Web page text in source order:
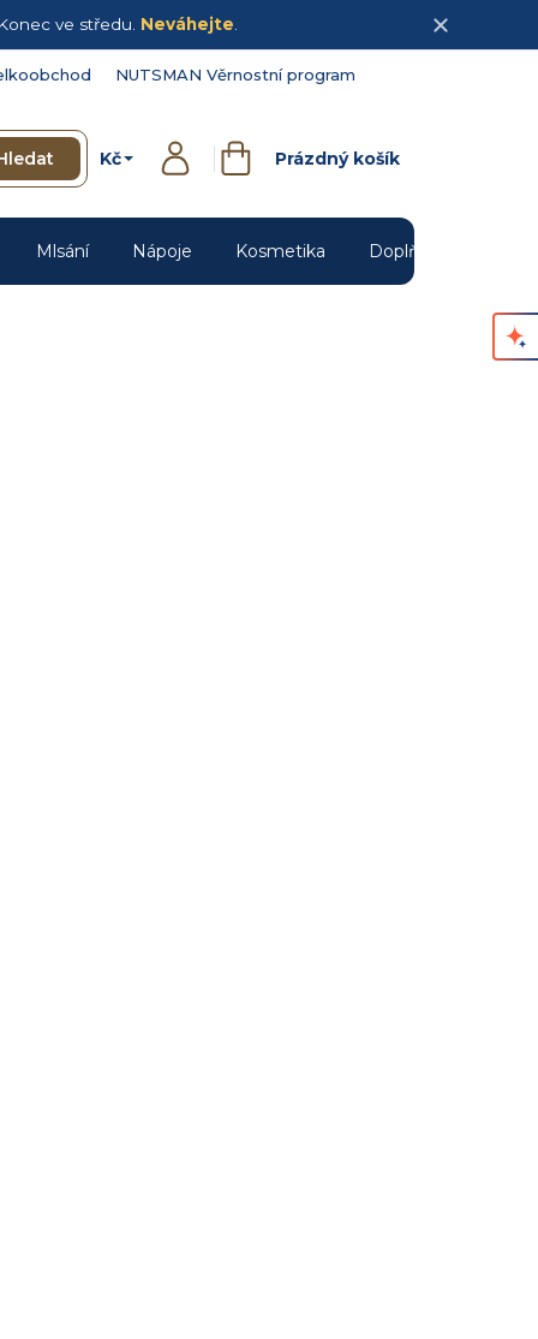
ve středu. Neváhejte
NUTSMAN Věrnostní program
Kč
PřihlášeníNákupní
Prázdný košík
Mlsání Nápoje Kosmetika Doplňky